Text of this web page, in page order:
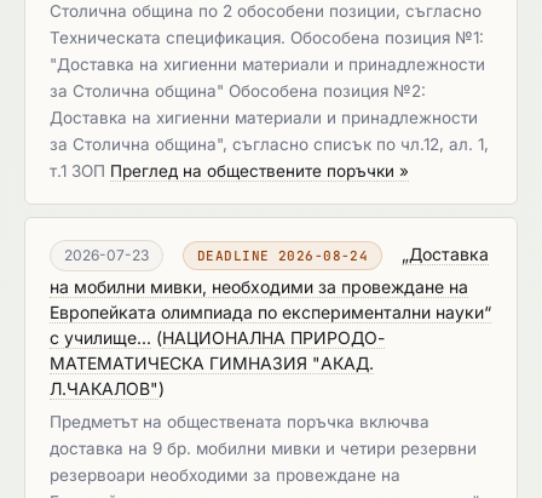
Столична община по 2 обособени позиции, съгласно
Техническата спецификация. Обособена позиция №1:
"Доставка на хигиенни материали и принадлежности
за Столична община" ​​​​​​​Обособена позиция №2:
Доставка на хигиенни материали и принадлежности
за Столична община", съгласно списък по чл.12, ал. 1,
т.1 ЗОП Преглед на обществените поръчки »
2026-07-23 DEADLINE 2026-08-24
„Доставка
на мобилни мивки, необходими за провеждане на
Европейката олимпиада по експериментални науки“
с училище... (НАЦИОНАЛНА ПРИРОДО-
МАТЕМАТИЧЕСКА ГИМНАЗИЯ "АКАД.
Л.ЧАКАЛОВ")
Предметът на обществената поръчка включва
доставка на 9 бр. мобилни мивки и четири резервни
резервоари необходими за провеждане на